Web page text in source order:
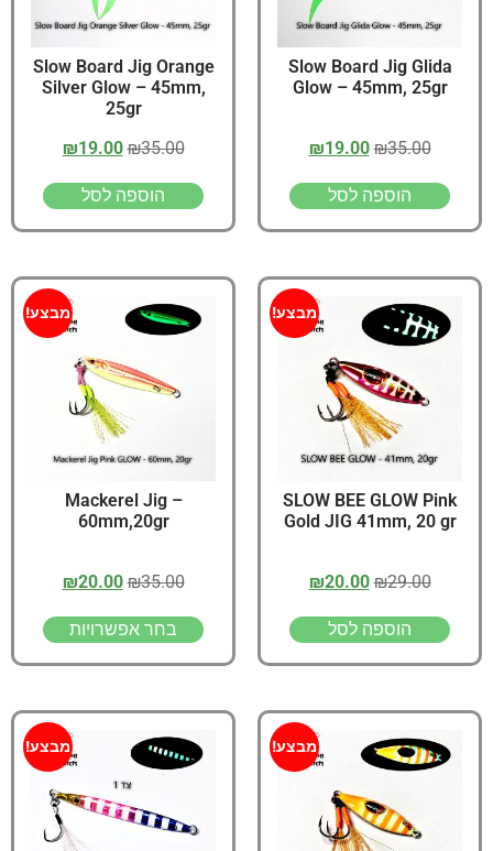
Slow Board Jig Glida
Glow – 45mm, 25gr
₪35.00
₪19.00
הוספה לסל
Slow Board Jig Orange
Silver Glow – 45mm,
25gr
₪35.00
₪19.00
הוספה לסל
מבצע!
SLOW BEE GLOW Pink
Gold JIG 41mm, 20 gr
₪29.00
₪20.00
הוספה לסל
מבצע!
Mackerel Jig –
60mm,20gr
₪35.00
₪20.00
בחר אפשרויות
מבצע! מבצע!